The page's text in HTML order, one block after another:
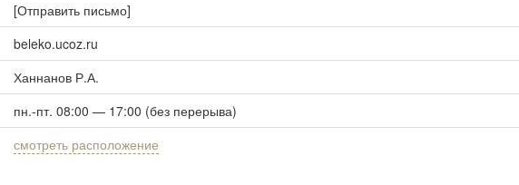
[Отправить письмо]
beleko.ucoz.ru
Ханнанов Р.А.
пн.-пт. 08:00 — 17:00 (без перерыва)
смотреть расположение